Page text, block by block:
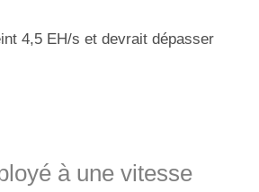
4,5 EH/s et devrait dépasser
à une vitesse